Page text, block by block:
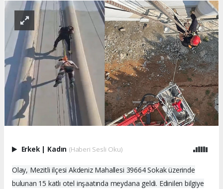
Erkek Kadın (Haberi Sesli Oku)
Olay, Mezitli ilçesi Akdeniz Mahallesi 39664 Sokak üzerinde
bulunan 15 katlı otel inşaatında meydana geldi. Edinilen bilgiye